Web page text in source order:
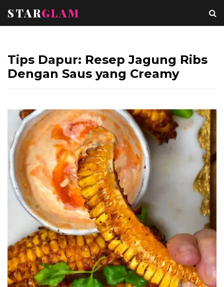
STARGLAM
Tips Dapur: Resep Jagung Ribs
Dengan Saus yang Creamy